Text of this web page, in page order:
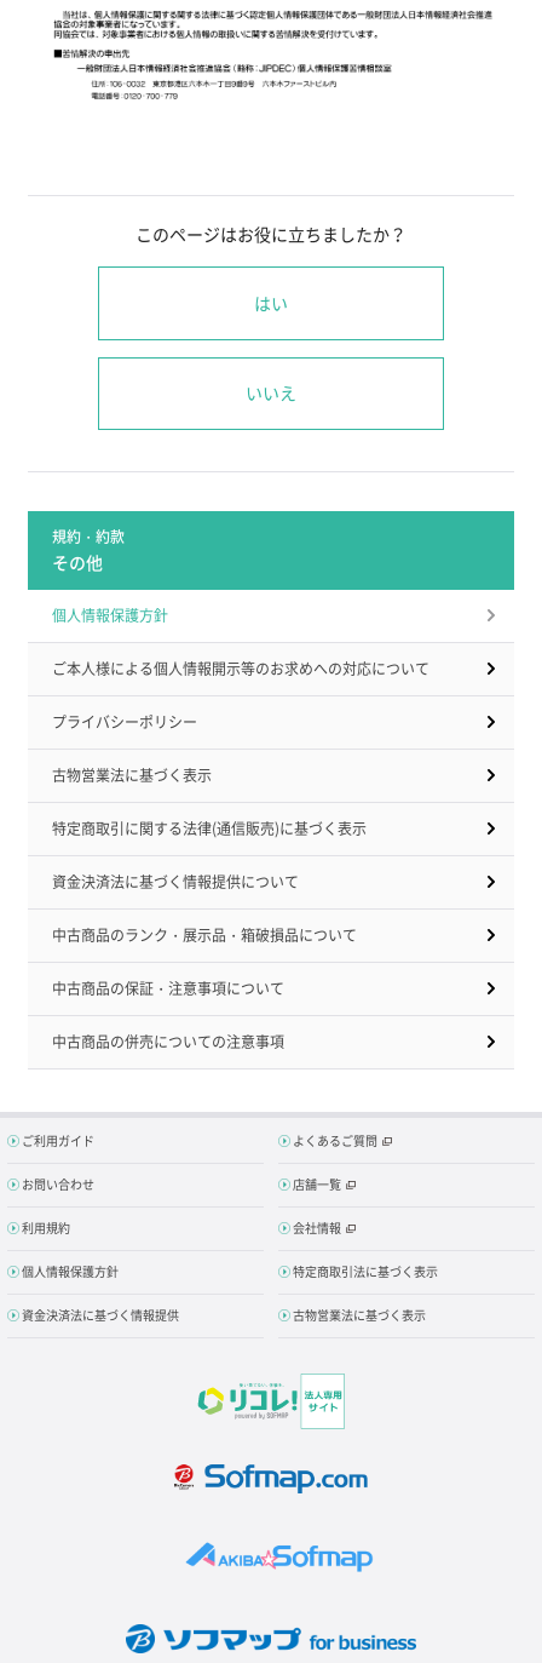
このページはお役に立ちましたか？
はい
いいえ
規約・約款
その他
個人情報保護方針
ご本人様による個人情報開示等のお求めへの対応について
プライバシーポリシー
古物営業法に基づく表示
特定商取引に関する法律(通信販売)に基づく表示
資金決済法に基づく情報提供について
中古商品のランク・展示品・箱破損品について
中古商品の保証・注意事項について
中古商品の併売についての注意事項
ご利用ガイド よくあるご質問
お問い合わせ 店舗一覧
利用規約 会社情報
個人情報保護方針 特定商取引法に基づく表示
資金決済法に基づく情報提供 古物営業法に基づく表示